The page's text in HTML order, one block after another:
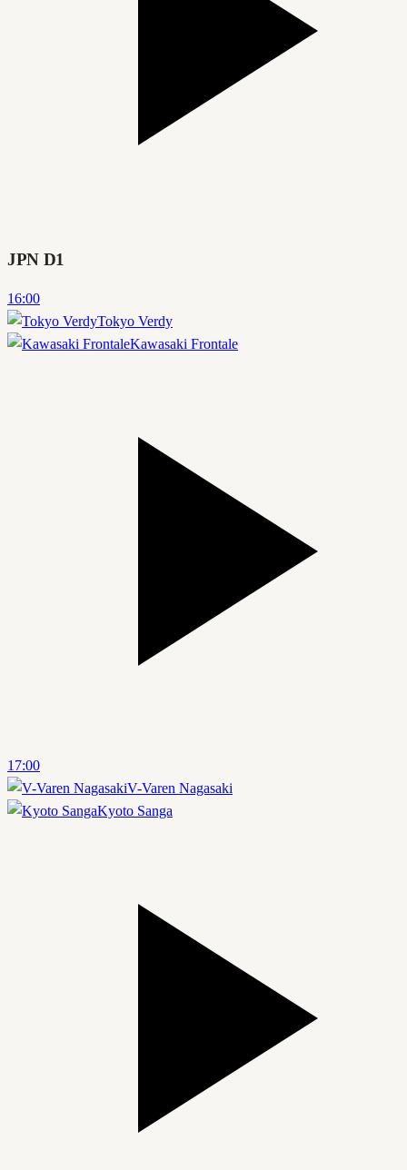
JPN D1
16:00
Tokyo Verdy
Kawasaki Frontale
17:00
V-Varen Nagasaki
Kyoto Sanga